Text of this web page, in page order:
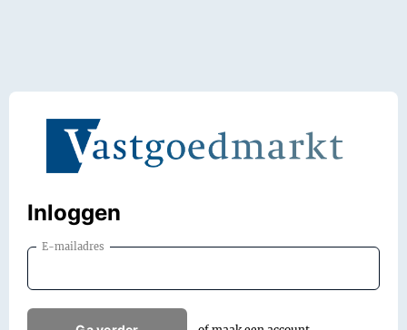
Inloggen
E-mailadres